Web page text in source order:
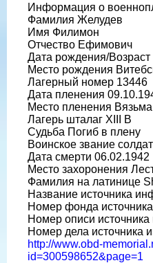
Информация о
Фамилия Желудев
Имя Филимон
Отчество Ефимович
Дата рождения/
Место рождения
Лагерный номер 13446
Дата пленения
Место пленения Вязьма
Лагерь шталаг XIII B
Судьба Погиб в плену
Воинское звание
Дата смерти 06.02.1942
Место захоронения
Фамилия на латинице
Название источника
Номер фонда
Номер описи
Номер дела источника
http://www.obd-
id=300598652&page=1